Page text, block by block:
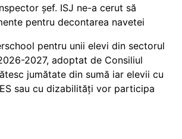
șef. ISJ ne-a cerut să
pentru decontarea navetei
pentru unii elevi din sectorul
2027, adoptat de Consiliul
jumătate din sumă iar elevii cu
sau cu dizabilităţi vor participa